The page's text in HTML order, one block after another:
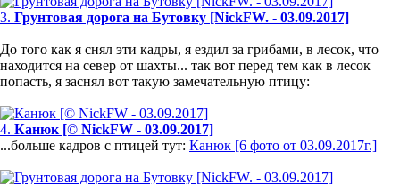
3. Грунтовая дорога на Бутовку [NickFW. - 03.09.2017]
До того как я снял эти кадры, я ездил за грибами, в лесок, что
находится на север от шахты... так вот перед тем как в лесок
попасть, я заснял вот такую замечательную птицу:
4. Канюк [© NickFW - 03.09.2017]
...больше кадров с птицей тут: Канюк [6 фото от 03.09.2017г.]